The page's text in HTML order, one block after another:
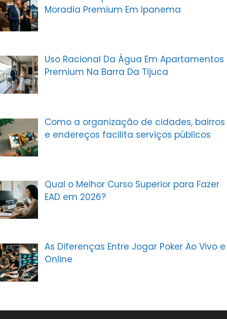
Moradia Premium Em Ipanema
Uso Racional Da Água Em Apartamentos
Premium Na Barra Da Tijuca
Como a organização de cidades, bairros
e endereços facilita serviços públicos
Qual o Melhor Curso Superior para Fazer
EAD em 2026?
As Diferenças Entre Jogar Poker Ao Vivo e
Online